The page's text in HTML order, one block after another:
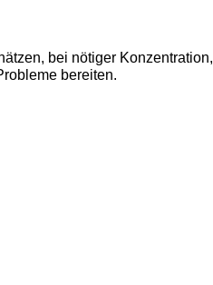
bei nötiger Konzentration,
bereiten.